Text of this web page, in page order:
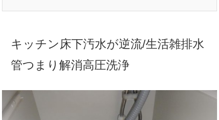
キッチン床下汚水が逆流/生活雑排水
管つまり解消高圧洗浄